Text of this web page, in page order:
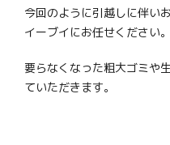
今回のように引越しに伴い
イーブイにお任せください。
要らなくなった粗大ゴミや
ていただきます。